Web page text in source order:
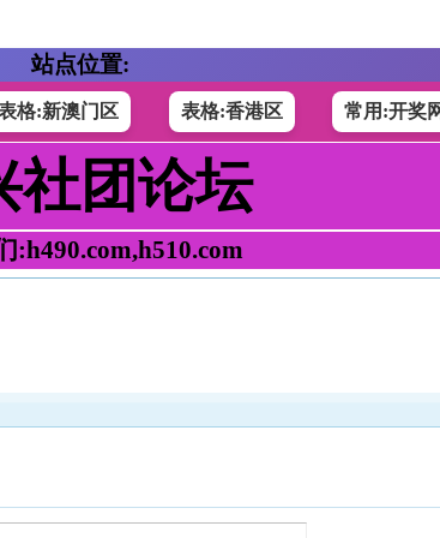
站点位置:
格:新澳门区 表格:香港区 常用:开奖
社团论坛
:h490.com,h510.com